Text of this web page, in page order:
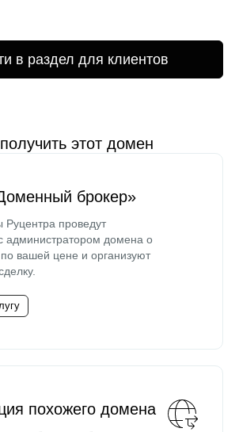
в раздел для клиентов
этот домен
брокер»
Руцентра проведут
администратором домена о
вашей цене и организуют
похожего домена